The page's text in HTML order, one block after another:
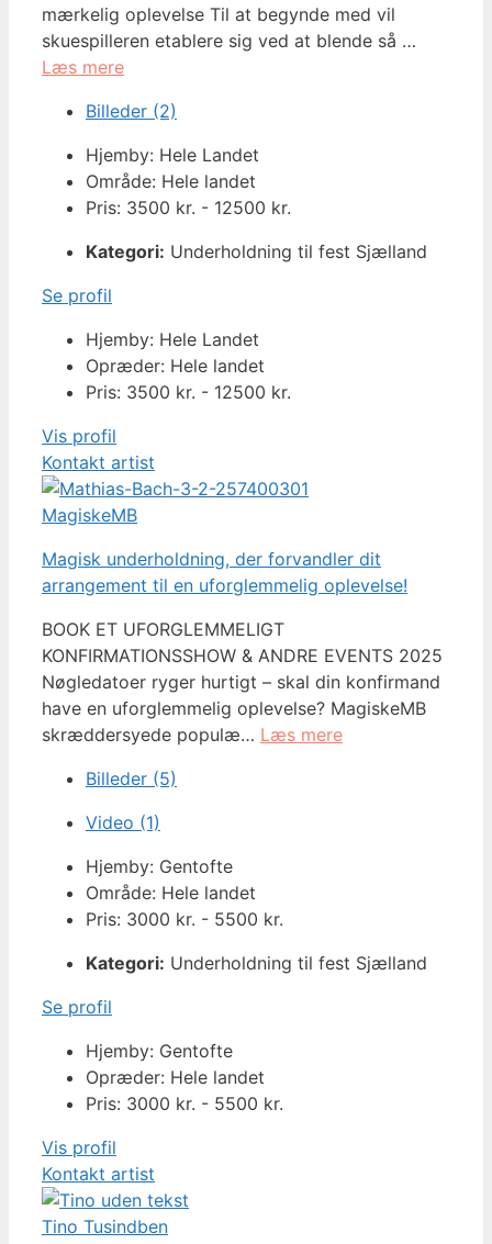
mærkelig oplevelse Til at begynde med vil
skuespilleren etablere sig ved at blende så …
Læs mere
Billeder (2)
Hjemby: Hele Landet
Område: Hele landet
Pris: 3500 kr. - 12500 kr.
Kategori: Underholdning til fest Sjælland
Se profil
Hjemby: Hele Landet
Opræder: Hele landet
Pris: 3500 kr. - 12500 kr.
Vis profil
Kontakt artist
MagiskeMB
Magisk underholdning, der forvandler dit
arrangement til en uforglemmelig oplevelse!
BOOK ET UFORGLEMMELIGT
KONFIRMATIONSSHOW & ANDRE EVENTS 2025
Nøgledatoer ryger hurtigt – skal din konfirmand
have en uforglemmelig oplevelse? MagiskeMB
skræddersyede populæ… Læs mere
Billeder (5)
Video (1)
Hjemby: Gentofte
Område: Hele landet
Pris: 3000 kr. - 5500 kr.
Kategori: Underholdning til fest Sjælland
Se profil
Hjemby: Gentofte
Opræder: Hele landet
Pris: 3000 kr. - 5500 kr.
Vis profil
Kontakt artist
Tino Tusindben